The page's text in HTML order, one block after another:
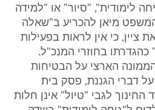
לימודית", "סיור" או "למידה
המשפט מיאן להכריע ב"שאלה
ציין, כי אין לראות בפעילות
כהגדרתו בחוזרי המנכ"ל.
הארצי על הבטיחות
דברי הגננת, פסק בית
לגבי "טיול" אינן חלות